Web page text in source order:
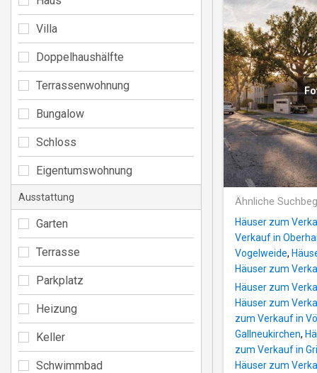
Ähnliche
Häuser zum
Verkauf in
Vogelweide,
Häuser zum
Häuser zum
Häuser zum
zum Verkauf in
Gallneukirchen,
zum Verkauf in
Häuser zum
Villa
Doppelhaushälfte
Terrassenwohnung
Bungalow
Schloss
Eigentumswohnung
Ausstattung
Garten
Terrasse
Parkplatz
Heizung
Keller
Schwimmbad